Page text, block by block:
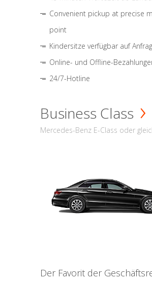
Convenient pickup at precise
point
Kindersitze verfügbar auf
Online- und Offline-
24/7-Hotline
Business Class
Mercedes-Benz E-Class oder
Der Favorit der